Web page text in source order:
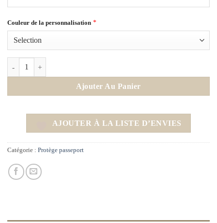
Couleur de la personnalisation *
Ajouter Au Panier
AJOUTER À LA LISTE D’ENVIES
Catégorie : Protège passeport